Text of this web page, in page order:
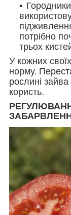
потрібно
трьох
У кожних
норму.
рослині
користь.